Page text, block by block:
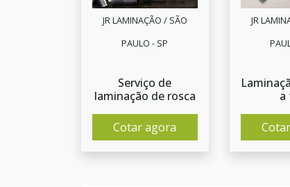
JR LAMINAÇÃO / SÃO
PAULO - SP
Serviço de
laminação de rosca
Cotar agora
JR
a